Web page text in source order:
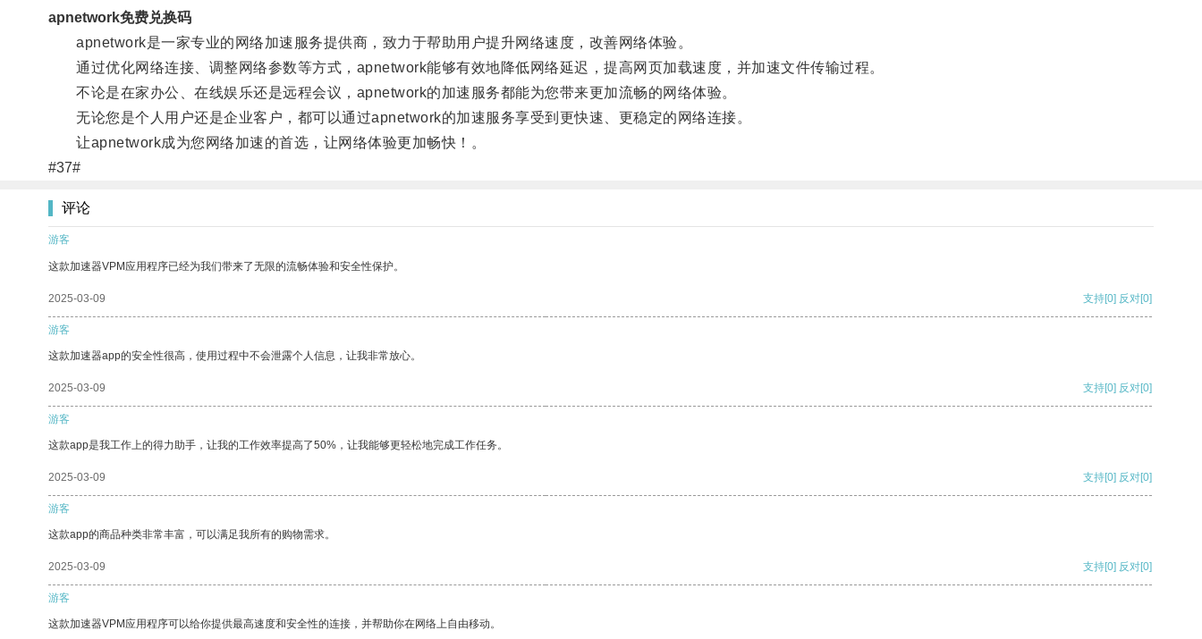
apnetwork免费兑换码
apnetwork是一家专业的网络加速服务提供商，致力于帮助用户提升网络速度，改善网络体验。
通过优化网络连接、调整网络参数等方式，apnetwork能够有效地降低网络延迟，提高网页加载速度，并加速文件传输过程。
不论是在家办公、在线娱乐还是远程会议，apnetwork的加速服务都能为您带来更加流畅的网络体验。
无论您是个人用户还是企业客户，都可以通过apnetwork的加速服务享受到更快速、更稳定的网络连接。
让apnetwork成为您网络加速的首选，让网络体验更加畅快！。
#37#
评论
游客
这款加速器VPM应用程序已经为我们带来了无限的流畅体验和安全性保护。
2025-03-09 支持[0] 反对[0]
游客
这款加速器app的安全性很高，使用过程中不会泄露个人信息，让我非常放心。
2025-03-09 支持[0] 反对[0]
游客
这款app是我工作上的得力助手，让我的工作效率提高了50%，让我能够更轻松地完成工作任务。
2025-03-09 支持[0] 反对[0]
游客
这款app的商品种类非常丰富，可以满足我所有的购物需求。
2025-03-09 支持[0] 反对[0]
游客
这款加速器VPM应用程序可以给你提供最高速度和安全性的连接，并帮助你在网络上自由移动。